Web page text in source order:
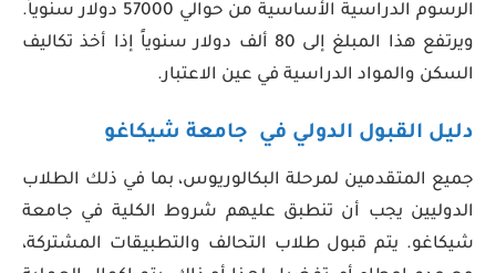
الرسوم الدراسية الأساسية من حوالي 57000 دولار سنوياً.
ويرتفع هذا المبلغ إلى 80 ألف دولار سنوياً إذا أخذ تكاليف
السكن والمواد الدراسية في عين الاعتبار.
دليل القبول الدولي في جامعة شيكاغو
جميع المتقدمين لمرحلة البكالوريوس، بما في ذلك الطلاب
الدوليين يجب أن تنطبق عليهم شروط الكلية في جامعة
شيكاغو. يتم قبول طلاب التحالف والتطبيقات المشتركة،